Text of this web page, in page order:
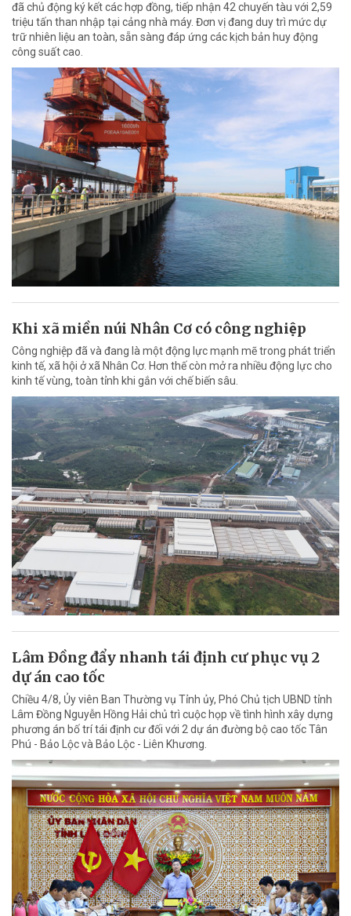
đã chủ động ký kết các hợp đồng, tiếp nhận 42 chuyến tàu với 2,59
triệu tấn than nhập tại cảng nhà máy. Đơn vị đang duy trì mức dự
trữ nhiên liệu an toàn, sẵn sàng đáp ứng các kịch bản huy động
công suất cao.
Khi xã miền núi Nhân Cơ có công nghiệp
Công nghiệp đã và đang là một động lực mạnh mẽ trong phát triển
kinh tế, xã hội ở xã Nhân Cơ. Hơn thế còn mở ra nhiều động lực cho
kinh tế vùng, toàn tỉnh khi gắn với chế biến sâu.
Lâm Đồng đẩy nhanh tái định cư phục vụ 2
dự án cao tốc
Chiều 4/8, Ủy viên Ban Thường vụ Tỉnh ủy, Phó Chủ tịch UBND tỉnh
Lâm Đồng Nguyễn Hồng Hải chủ trì cuộc họp về tình hình xây dựng
phương án bố trí tái định cư đối với 2 dự án đường bộ cao tốc Tân
Phú - Bảo Lộc và Bảo Lộc - Liên Khương.